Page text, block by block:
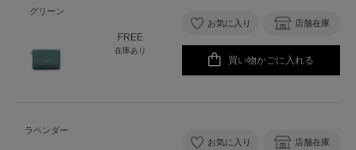
グリーン
FREE
在庫あり
お気に入り 店舗在庫
買い物かごに入れる
ラベンダー
お気に入り 店舗在庫